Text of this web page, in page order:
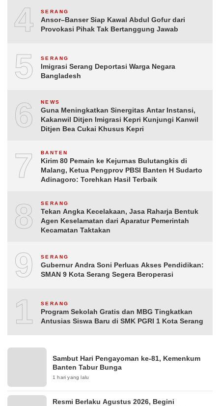
4 SERANG
Ansor–Banser Siap Kawal Abdul Gofur dari
Provokasi Pihak Tak Bertanggung Jawab
5 SERANG
Imigrasi Serang Deportasi Warga Negara
Bangladesh
6 NEWS
Guna Meningkatkan Sinergitas Antar Instansi,
Kakanwil Ditjen Imigrasi Kepri Kunjungi Kanwil
Ditjen Bea Cukai Khusus Kepri
7 BANTEN
Kirim 80 Pemain ke Kejurnas Bulutangkis di
Malang, Ketua Pengprov PBSI Banten H Sudarto
Adinagoro: Torehkan Hasil Terbaik
8 SERANG
Tekan Angka Kecelakaan, Jasa Raharja Bentuk
Agen Keselamatan dari Aparatur Pemerintah
Kecamatan Taktakan
9 SERANG
Gubernur Andra Soni Perluas Akses Pendidikan:
SMAN 9 Kota Serang Segera Beroperasi
10SERANG
Program Sekolah Gratis dan MBG Tingkatkan
Antusias Siswa Baru di SMK PGRI 1 Kota Serang
Sambut Hari Pengayoman ke-81, Kemenkum
Banten Tabur Bunga
1 hari yang lalu
Resmi Berlaku Agustus 2026, Begini